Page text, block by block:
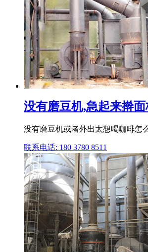
没有磨豆机,急起来擀
没有磨豆机或者外出太想喝咖啡怎
联系电话: 180 3780 8511